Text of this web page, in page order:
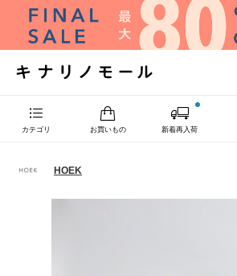
カテゴリ お買いもの 新着再入荷
HOEK